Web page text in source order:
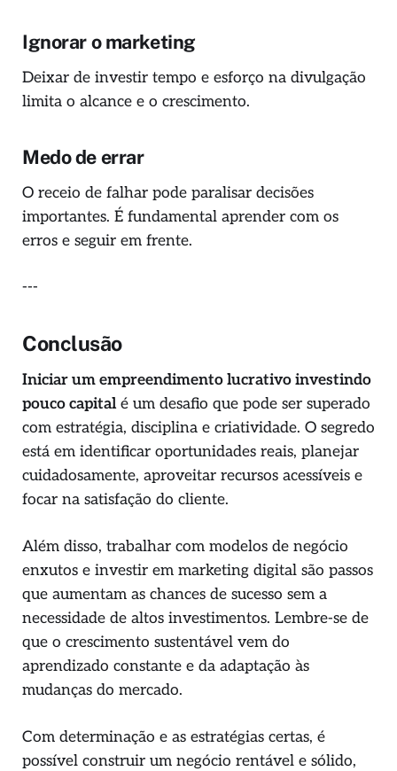
Ignorar o marketing
Deixar de investir tempo e esforço na divulgação
limita o alcance e o crescimento.
Medo de errar
O receio de falhar pode paralisar decisões
importantes. É fundamental aprender com os
erros e seguir em frente.
---
Conclusão
Iniciar um empreendimento lucrativo investindo
pouco capitalé um desafio que pode ser superado
com estratégia, disciplina e criatividade. O segredo
está em identificar oportunidades reais, planejar
cuidadosamente, aproveitar recursos acessíveis e
focar na satisfação do cliente.
Além disso, trabalhar com modelos de negócio
enxutos e investir em marketing digital são passos
que aumentam as chances de sucesso sem a
necessidade de altos investimentos. Lembre-se de
que o crescimento sustentável vem do
aprendizado constante e da adaptação às
mudanças do mercado.
Com determinação e as estratégias certas, é
possível construir um negócio rentável e sólido,